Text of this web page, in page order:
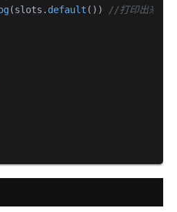
(slots. default ()) //打印出来一